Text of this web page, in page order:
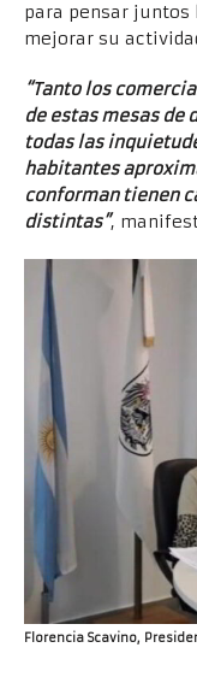
para pensar juntos
mejorar su
“Tanto los
de estas mesas de
todas las
habitantes
conforman tienen
distintas”,
Florencia Scavino,